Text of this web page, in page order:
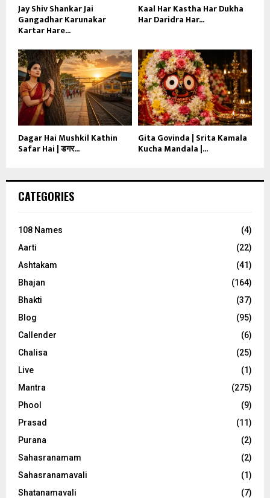
Jay Shiv Shankar Jai
Gangadhar Karunakar
Kartar Hare...
Kaal Har Kastha Har Dukha
Har Daridra Har...
Dagar Hai Mushkil Kathin
Safar Hai | डगर...
Gita Govinda | Srita Kamala
Kucha Mandala |...
CATEGORIES
108 Names
(4)
Aarti
(22)
Ashtakam
(41)
Bhajan
(164)
Bhakti
(37)
Blog
(95)
Callender
(6)
Chalisa
(25)
Live
(1)
Mantra
(275)
Phool
(9)
Prasad
(11)
Purana
(2)
Sahasranamam
(2)
Sahasranamavali
(1)
Shatanamavali
(7)